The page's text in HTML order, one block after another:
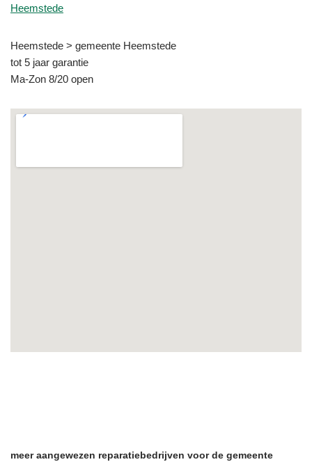
Heemstede
Heemstede > gemeente Heemstede
tot 5 jaar garantie
Ma-Zon 8/20 open
meer aangewezen reparatiebedrijven voor de gemeente